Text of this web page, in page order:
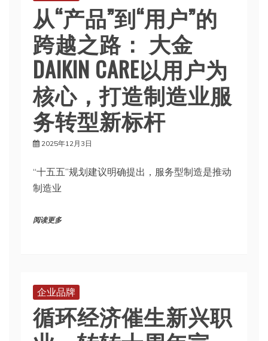
从“产品”到“用户”的
跨越之路： 大金
DAIKIN CARE以用户为
核心，打造制造业服
务转型新标杆
2025年12月3日
“十五五”规划建议明确提出，服务型制造是推动
制造业
阅读更多
企业品牌
循环经济催生新兴职